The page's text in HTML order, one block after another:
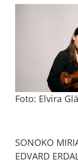
Foto: Elvira
SONOKO
EDVARD